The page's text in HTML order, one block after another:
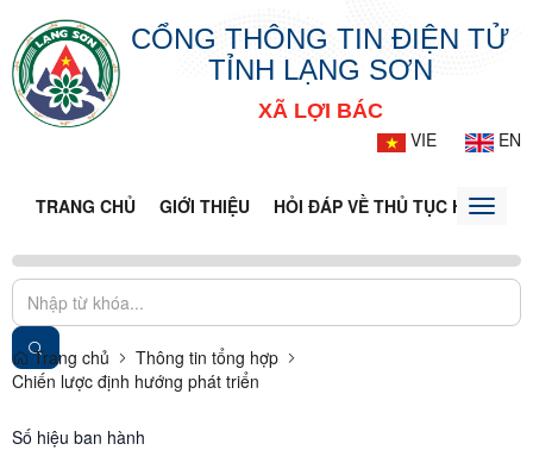
CỔNG THÔNG TIN ĐIỆN TỬ
TỈNH LẠNG SƠN
XÃ LỢI BÁC
VIE
EN
TRANG CHỦ GIỚI THIỆU HỎI ĐÁP VỀ THỦ TỤC HÀNHToggle
Trang chủ
Thông tin tổng hợp
Chiến lược định hướng phát triển
Số hiệu ban hành